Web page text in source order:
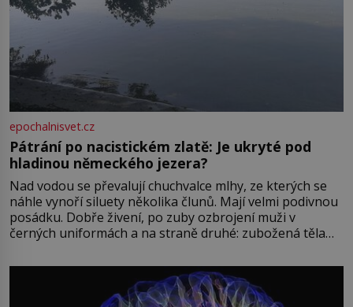
epochalnisvet.cz
Pátrání po nacistickém zlatě: Je ukryté pod
hladinou německého jezera?
Nad vodou se převalují chuchvalce mlhy, ze kterých se
náhle vynoří siluety několika člunů. Mají velmi podivnou
posádku. Dobře živení, po zuby ozbrojení muži v
černých uniformách a na straně druhé: zubožená těla
přízračná scéna znamená? Je jaro roku 1945, druhá
světová válka se chýlí ke konci. Jezero Stolpsee